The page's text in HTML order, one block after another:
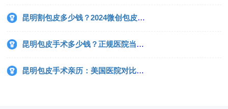
昆明割包皮多少钱？2024微创包皮手术价格+医院排名一览
昆明包皮手术多少钱？正规医院当天做完当天走
昆明包皮手术亲历：美国医院对比，费用差3万、成功率真相与避坑血泪史